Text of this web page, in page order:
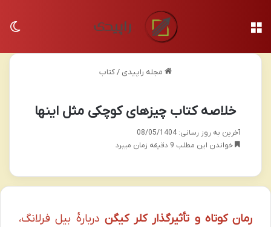
مجله راپیدی /کتاب
خلاصه کتاب چیزهای کوچکی مثل اینها
آخرین به روز رسانی: 08/05/1404
خواندن این مطلب 9 دقیقه زمان میبرد
رمان کوتاه و تأثیرگذار کلر کیگن دربارهٔ بیل فرلانگ،